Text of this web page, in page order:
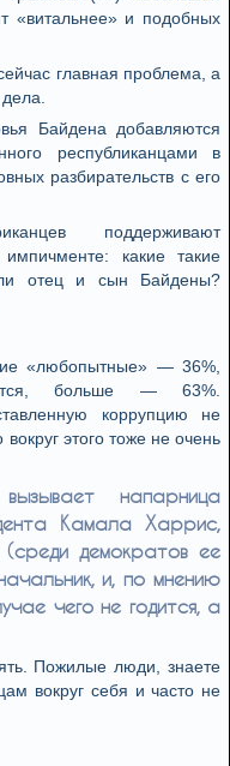
«витальнее» и подобных
главная проблема, а
Байдена добавляются
республиканцами в
разбирательств с его
поддерживают
какие такие
отец и сын Байдены?
«любопытные» — 36%,
больше — 63%.
коррупцию не
этого тоже не очень
напарница
Камала Харрис,
демократов ее
и, по мнению
чего не годится, а
Пожилые люди, знаете
вокруг себя и часто не